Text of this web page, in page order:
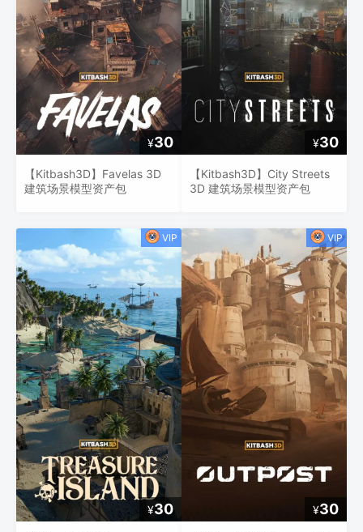
¥30
【Kitbash3D】Favelas 3D
建筑场景模型资产包
¥30
¥30
【Kitbash3D】City Streets
3D 建筑场景模型资产包
¥30